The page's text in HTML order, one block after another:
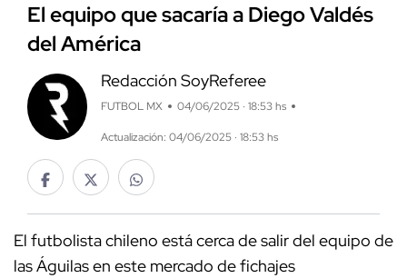
El equipo que sacaría a Diego Valdés
del América
Redacción SoyReferee
FUTBOL MX 04/06/2025 · 18:53 hs
Actualización: 04/06/2025 · 18:53 hs
El futbolista chileno está cerca de salir del equipo de
las Águilas en este mercado de fichajes